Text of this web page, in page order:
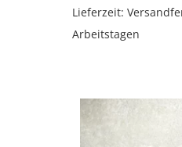
Lieferzeit:
Arbeitstagen